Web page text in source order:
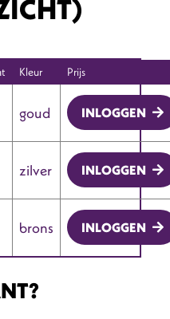
Kleur Prijs
goud INLOGGEN
zilver INLOGGEN
brons INLOGGEN